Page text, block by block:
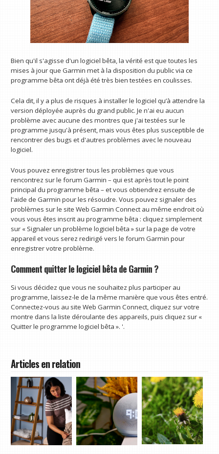
Bien qu'il s'agisse d'un logiciel bêta, la vérité est que toutes les
mises à jour que Garmin met à la disposition du public via ce
programme bêta ont déjà été très bien testées en coulisses.
Cela dit, il y a plus de risques à installer le logiciel qu’à attendre la
version déployée auprès du grand public. Je n'ai eu aucun
problème avec aucune des montres que j'ai testées sur le
programme jusqu'à présent, mais vous êtes plus susceptible de
rencontrer des bugs et d'autres problèmes avec le nouveau
logiciel.
Vous pouvez enregistrer tous les problèmes que vous
rencontrez sur le forum Garmin – qui est après tout le point
principal du programme bêta – et vous obtiendrez ensuite de
l'aide de Garmin pour les résoudre. Vous pouvez signaler des
problèmes sur le site Web Garmin Connect au même endroit où
vous vous êtes inscrit au programme bêta : cliquez simplement
sur « Signaler un problème logiciel bêta » sur la page de votre
appareil et vous serez redirigé vers le forum Garmin pour
enregistrer votre problème.
Comment quitter le logiciel bêta de Garmin ?
Si vous décidez que vous ne souhaitez plus participer au
programme, laissez-le de la même manière que vous êtes entré.
Connectez-vous au site Web Garmin Connect, cliquez sur votre
montre dans la liste déroulante des appareils, puis cliquez sur «
Quitter le programme logiciel bêta ». '.
Articles en relation